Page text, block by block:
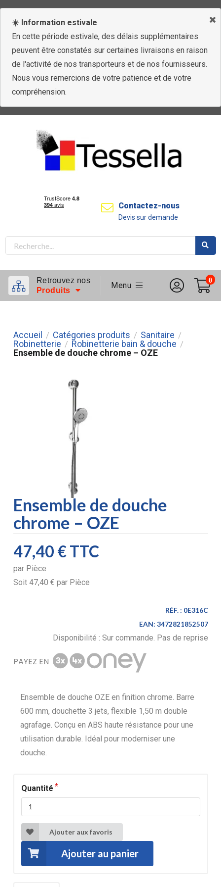
☀️ Information estivale
En cette période estivale, des délais supplémentaires
peuvent être constatés sur certaines livraisons en raison
de l'activité de nos transporteurs et de nos fournisseurs.
Nous vous remercions de votre patience et de votre
compréhension.
Contactez-nous
Devis sur demande
Retrouvez nos
Produits
Menu
0
Accueil / Catégories produits / Sanitaire /
Robinetterie / Robinetterie bain & douche /
Ensemble de douche chrome – OZE
Ensemble de douche
chrome – OZE
47,40 €TTC
par Pièce
Soit 47,40 € par Pièce
RÉF. : 0E316C
EAN: 3472821852507
Disponibilité : Sur commande. Pas de reprise
PAYEZ EN
Ensemble de douche OZE en finition chrome. Barre
600 mm, douchette 3 jets, flexible 1,50 m double
agrafage. Conçu en ABS haute résistance pour une
utilisation durable. Idéal pour moderniser une
douche.
Quantité
Ajouter aux favoris
Ajouter au panier